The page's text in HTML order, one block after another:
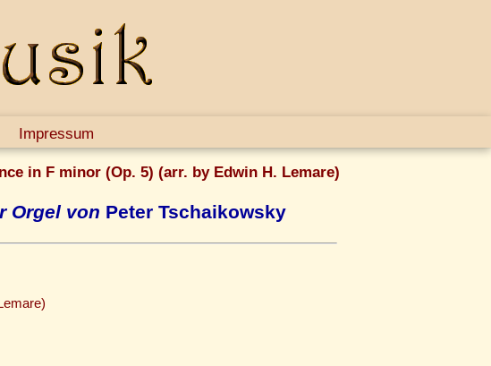
Impressum
in F minor (Op. 5) (arr. by Edwin H. Lemare)
Orgel von Peter Tschaikowsky